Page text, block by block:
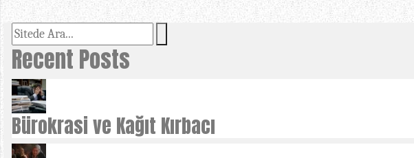
Recent Posts
Bürokrasi ve Kağıt Kırbacı